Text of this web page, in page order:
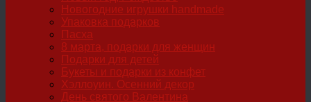
Новогодние игрушки handmade
Упаковка подарков
Пасха
8 марта, подарки для женщин
Подарки для детей
Букеты и подарки из конфет
Хэллоуин. Осенний декор
День святого Валентина